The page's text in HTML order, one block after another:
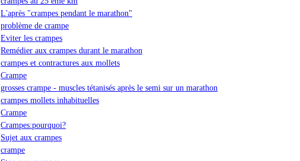
L'après "crampes pendant le marathon"
problème de crampe
Eviter les crampes
Remédier aux crampes durant le marathon
crampes et contractures aux mollets
Crampe
grosses crampe - muscles tétanisés après le semi sur un marathon
crampes mollets inhabituelles
Crampe
Crampes:pourquoi?
Sujet aux crampes
crampe